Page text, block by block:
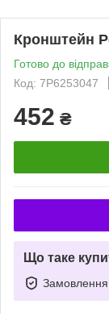
Кронштейн
Готово до
Код: 7P6253047
452 ₴
Що таке
Замовлення